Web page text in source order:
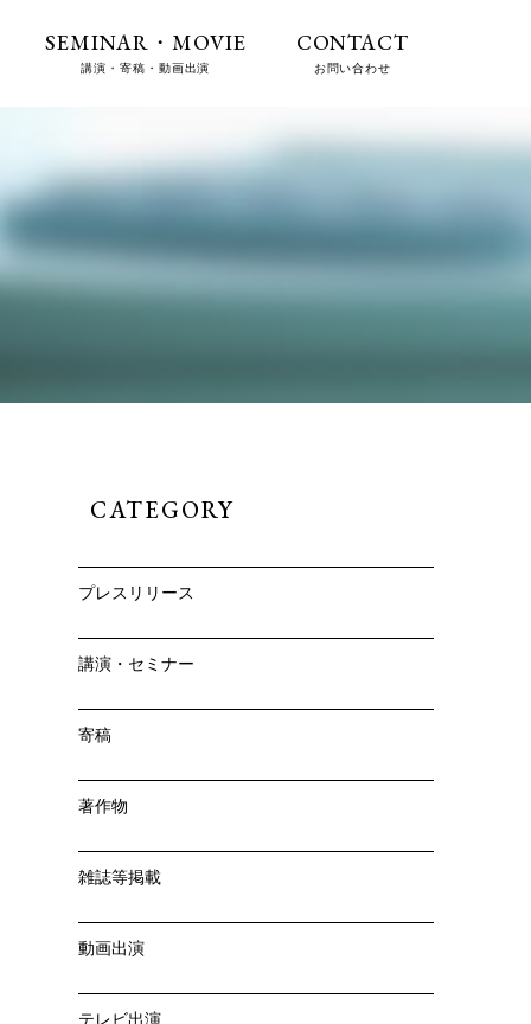
SEMINAR・MOVIE
講演・寄稿・動画出演
CONTACT
お問い合わせ
CATEGORY
プレスリリース
講演・セミナー
寄稿
著作物
雑誌等掲載
動画出演
テレビ出演